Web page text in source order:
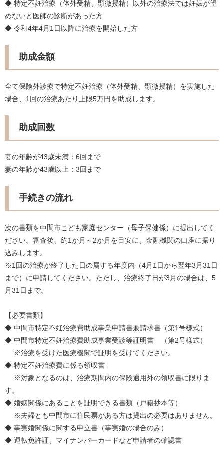
◆ 特定不妊治療（体外受精、顕微授精）以外の治療法では妊娠が望
めないと医師の診断があった方
◆ 令和4年4月1日以降に治療を開始した方
助成金額
全て保険外診療で特定不妊治療（体外受精、顕微授精）を実施した
場合、1回の治療あたり上限5万円を助成します。
助成回数
妻の年齢が43歳未満：6回まで
妻の年齢が43歳以上：3回まで
手続きの流れ
次の書類を中間市こども家庭センター（母子保健係）に提出してく
ださい。審査後、約1か月～2か月を目安に、金融機関の口座に振り
込みします。
※1回の治療が終了した日の属する年度内（4月1日から翌年3月31日
まで）に申請してください。ただし、治療終了日が3月の場合は、5
月31日まで。
【必要書類】
◆ 中間市特定不妊治療費助成事業申請書兼請求書（第1号様式）
◆ 中間市特定不妊治療費助成事業受診等証明書 （第2号様式）
※治療を受けた医療機関で証明を受けてください。
◆ 特定不妊治療費に係る領収書
※対象となるのは、治療期間内の保険適用外の領収書に限りま
す。
◆ 婚姻関係にあることを証明できる書類（戸籍抄本等）
※夫婦とも中間市に住民票がある方は提出の必要はありません。
◆ 事実婚関係に関する申立書（事実婚の場合のみ）
◆ 運転免許証、マイナンバーカードなど申請者の確認書